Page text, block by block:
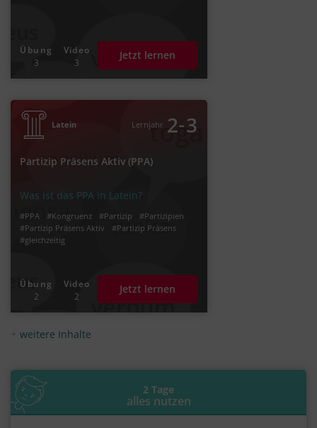
Übung
3
Video
3
Jetzt lernen
Latein Lernjahr 2‐3
Partizip Präsens Aktiv (PPA)
Was ist das PPA in Latein?
#PPA #Kongruenz #Partizip
#Partizipien
#Partizip Präsens Aktiv
#Partizip Präsens
#gleichzeitig
Übung
2
Video
2
Jetzt lernen
weitere Inhalte
2 Tage
alles nutzen